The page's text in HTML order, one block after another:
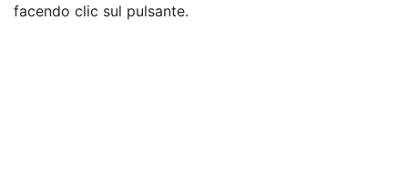
facendo clic sul pulsante.